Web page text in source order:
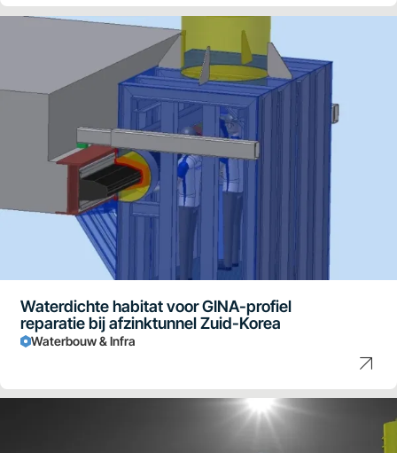
Waterdichte habitat voor GINA-profiel
reparatie bij afzinktunnel Zuid-Korea
Waterbouw & Infra